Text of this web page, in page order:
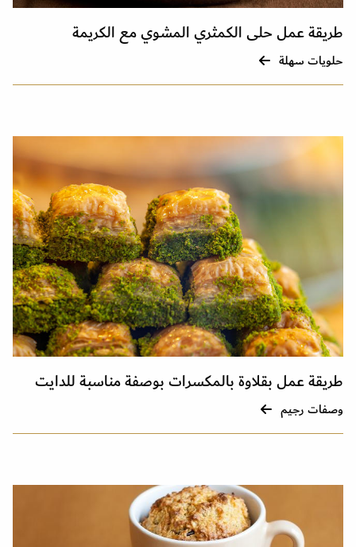
طريقة عمل حلى الكمثري المشوي مع الكريمة
حلويات سهلة
طريقة عمل بقلاوة بالمكسرات بوصفة مناسبة للدايت
وصفات رجيم